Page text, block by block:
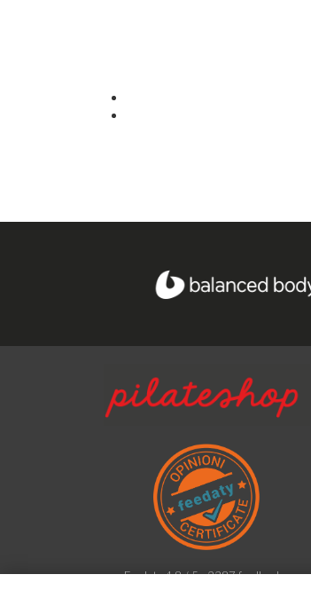
Feedaty4.8/5-2387feedbacks